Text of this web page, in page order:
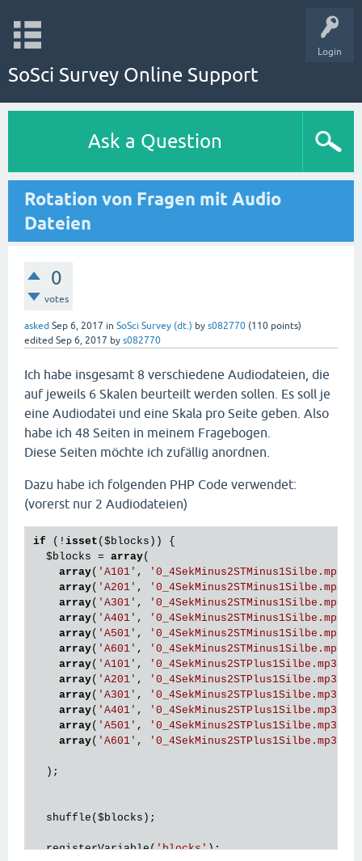
Login
SoSci Survey Online Support
Ask a Question
Rotation von Fragen mit Audio
Dateien
0
votes
asked Sep 6, 2017 in SoSci Survey (dt.) by s082770 (110 points)
edited Sep 6, 2017 by s082770
Ich habe insgesamt 8 verschiedene Audiodateien, die
auf jeweils 6 Skalen beurteilt werden sollen. Es soll je
eine Audiodatei und eine Skala pro Seite geben. Also
habe ich 48 Seiten in meinem Fragebogen.
Diese Seiten möchte ich zufällig anordnen.
Dazu habe ich folgenden PHP Code verwendet:
(vorerst nur 2 Audiodateien)
if (! isset ( $blocks )) {
$blocks = array(
array( 'A101' , '0_4SekMinus2STMinus1Silbe.mp3'
array( 'A201' , '0_4SekMinus2STMinus1Silbe.mp3'
array( 'A301' , '0_4SekMinus2STMinus1Silbe.mp3'
array( 'A401' , '0_4SekMinus2STMinus1Silbe.mp3'
array( 'A501' , '0_4SekMinus2STMinus1Silbe.mp3'
array( 'A601' , '0_4SekMinus2STMinus1Silbe.mp3'
array( 'A101' , '0_4SekMinus2STPlus1Silbe.mp3'
array( 'A201' , '0_4SekMinus2STPlus1Silbe.mp3'
array( 'A301' , '0_4SekMinus2STPlus1Silbe.mp3'
array( 'A401' , '0_4SekMinus2STPlus1Silbe.mp3'
array( 'A501' , '0_4SekMinus2STPlus1Silbe.mp3'
array( 'A601' , '0_4SekMinus2STPlus1Silbe.mp3'
  );
  shuffle(
$blocks );
  registerVariable(
'blocks');